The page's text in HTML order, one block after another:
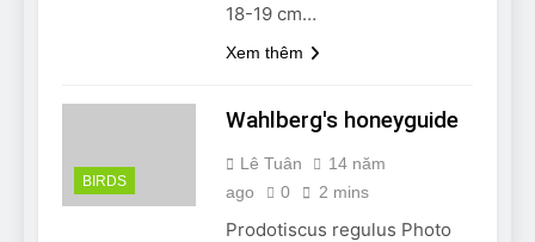
18-19 cm…
Xem thêm
BIRDS
Wahlberg's honeyguide
Lê Tuân
14 năm
ago
0 2 mins
Prodotiscus regulus Photo